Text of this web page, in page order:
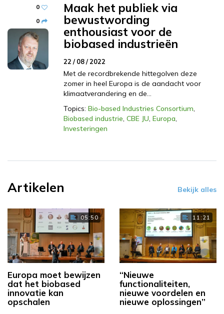
0
0
Maak het publiek via
bewustwording
enthousiast voor de
biobased industrieën
22 / 08 / 2022
Met de recordbrekende hittegolven deze
zomer in heel Europa is de aandacht voor
klimaatverandering en de…
Topics: Bio-based Industries Consortium,
Biobased industrie, CBE JU, Europa,
Investeringen
Artikelen Bekijk alles
05:50
Europa moet bewijzen
dat het biobased
innovatie kan
opschalen
11:21
“Nieuwe
functionaliteiten,
nieuwe voordelen en
nieuwe oplossingen”